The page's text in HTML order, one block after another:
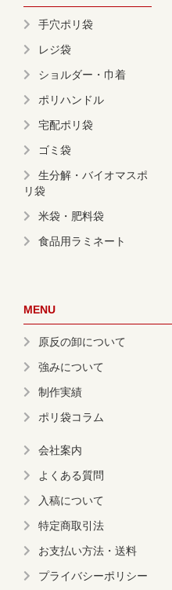
手穴ポリ袋
レジ袋
ショルダー・巾着
ポリハンドル
宅配ポリ袋
ゴミ袋
生分解・バイオマスポ
リ袋
米袋・肥料袋
食品用ラミネート
MENU
原反の卸について
強みについて
制作実績
ポリ袋コラム
会社案内
よくある質問
入稿について
特定商取引法
お支払い方法・送料
プライバシーポリシー